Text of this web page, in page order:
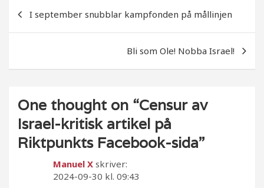
o
k
I september snubblar kampfonden på mållinjen
Bli som Ole! Nobba Israel!
One thought on “Censur av
Israel-kritisk artikel på
Riktpunkts Facebook-sida”
Manuel X skriver:
2024-09-30 kl. 09:43